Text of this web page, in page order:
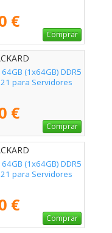
€
Comprar
- P43331-B21
(1x64GB) DDR5
para Servidores
€
Comprar
- P64707-B21
(1x64GB) DDR5
para Servidores
€
Comprar